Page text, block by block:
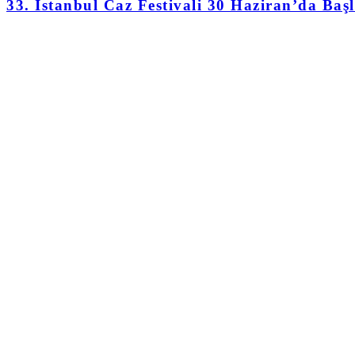
33. İstanbul Caz Festivali 30 Haziran’da